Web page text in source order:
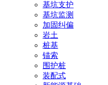
基坑支护
基坑监测
加固纠偏
岩土
桩基
锚索
围护桩
装配式